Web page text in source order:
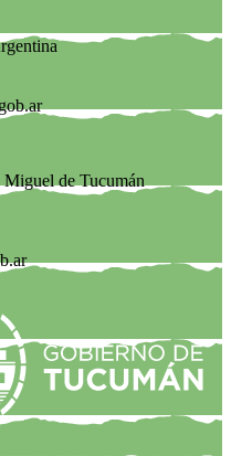
de Tucumán